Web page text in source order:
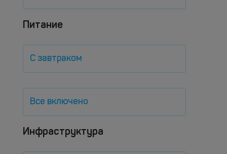
Питание
С завтраком
Все включено
Инфраструктура